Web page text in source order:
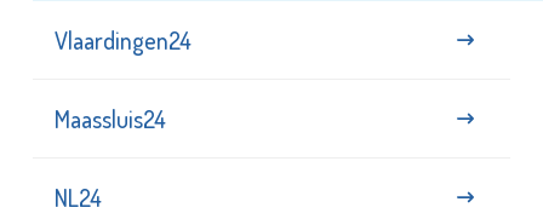
Vlaardingen24
Maassluis24
NL24